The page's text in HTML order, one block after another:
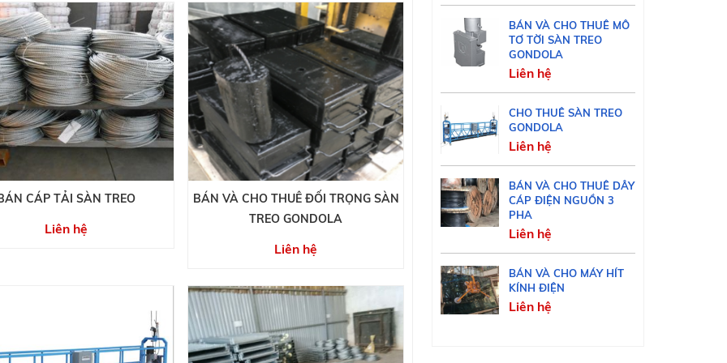
CÁP TẢI SÀN TREO
Liên hệ
BÁN VÀ CHO THUÊ ĐỐI TRỌNG SÀN
TREO GONDOLA
Liên hệ
BÁN VÀ CHO THUÊ MÔ
TƠ TỜI SÀN TREO
GONDOLA
Liên hệ
CHO THUÊ SÀN TREO
GONDOLA
Liên hệ
BÁN VÀ CHO THUÊ DÂY
CÁP ĐIỆN NGUỒN 3
PHA
Liên hệ
BÁN VÀ CHO MÁY HÍT
KÍNH ĐIỆN
Liên hệ